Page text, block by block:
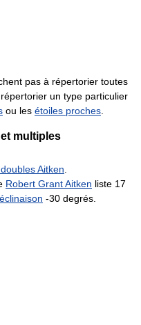
pas à répertorier toutes
un type particulier
ou les étoiles proches.
multiples
Aitken.
Robert Grant Aitken liste 17
-30 degrés.